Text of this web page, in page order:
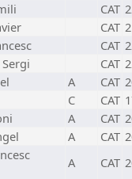
CAT
CAT
CAT
CAT
A CAT
C CAT
A CAT
A CAT
A CAT